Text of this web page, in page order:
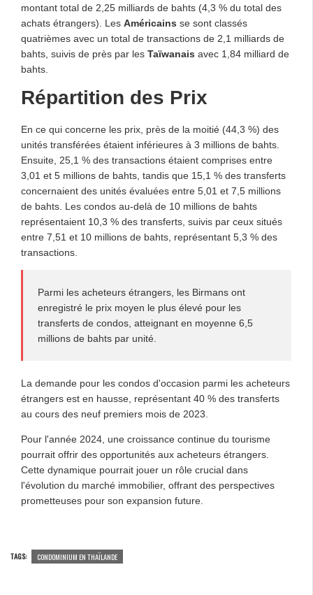
montant total de 2,25 milliards de bahts (4,3 % du total des
achats étrangers). Les Américains se sont classés
quatrièmes avec un total de transactions de 2,1 milliards de
bahts, suivis de près par les Taïwanais avec 1,84 milliard de
bahts.
Répartition des Prix
En ce qui concerne les prix, près de la moitié (44,3 %) des
unités transférées étaient inférieures à 3 millions de bahts.
Ensuite, 25,1 % des transactions étaient comprises entre
3,01 et 5 millions de bahts, tandis que 15,1 % des transferts
concernaient des unités évaluées entre 5,01 et 7,5 millions
de bahts. Les condos au-delà de 10 millions de bahts
représentaient 10,3 % des transferts, suivis par ceux situés
entre 7,51 et 10 millions de bahts, représentant 5,3 % des
transactions.
Parmi les acheteurs étrangers, les Birmans ont
enregistré le prix moyen le plus élevé pour les
transferts de condos, atteignant en moyenne 6,5
millions de bahts par unité.
La demande pour les condos d'occasion parmi les acheteurs
étrangers est en hausse, représentant 40 % des transferts
au cours des neuf premiers mois de 2023.
Pour l'année 2024, une croissance continue du tourisme
pourrait offrir des opportunités aux acheteurs étrangers.
Cette dynamique pourrait jouer un rôle crucial dans
l'évolution du marché immobilier, offrant des perspectives
prometteuses pour son expansion future.
TAGS: CONDOMINIUM EN THAÏLANDE